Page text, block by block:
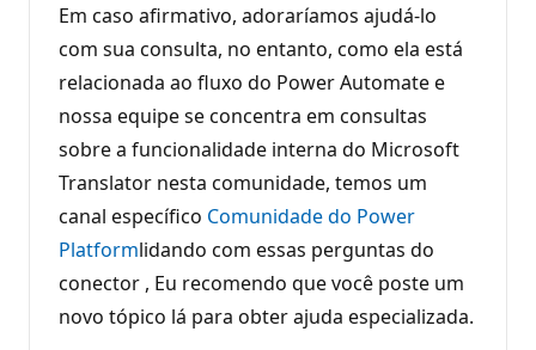
Em caso afirmativo, adoraríamos ajudá-lo
com sua consulta, no entanto, como ela está
relacionada ao fluxo do Power Automate e
nossa equipe se concentra em consultas
sobre a funcionalidade interna do Microsoft
Translator nesta comunidade, temos um
canal específico Comunidade do Power
Platformlidando com essas perguntas do
conector , Eu recomendo que você poste um
novo tópico lá para obter ajuda especializada.